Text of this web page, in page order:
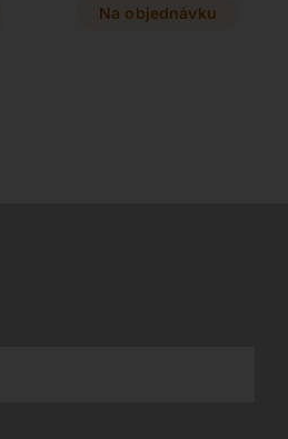
designový kousek,
Na objednávku